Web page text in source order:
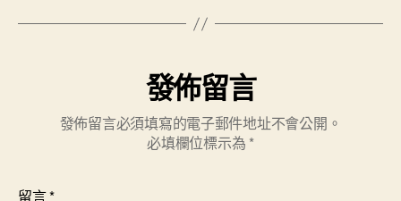
發佈留言
發佈留言必須填寫的電子郵件地址不會公開。
必填欄位標示為 *
留言*